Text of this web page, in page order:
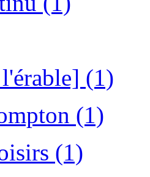
(1)
(1)
(1)